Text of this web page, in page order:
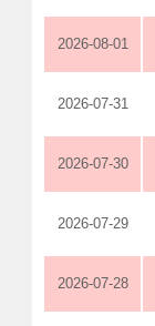
2026-08-01
2026-07-31
2026-07-30
2026-07-29
2026-07-28